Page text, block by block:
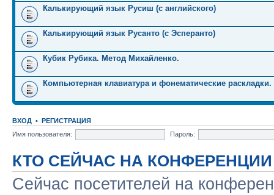
Калькирующий язык Русиш (с английского)
Калькирующий язык Русанто (с Эсперанто)
Кубик Рубика. Метод Михайленко.
Компьютерная клавиатура и фонематические раскладки.
ВХОД • РЕГИСТРАЦИЯ
Имя пользователя:
Пароль:
КТО СЕЙЧАС НА КОНФЕРЕНЦИИ
Сейчас посетителей на